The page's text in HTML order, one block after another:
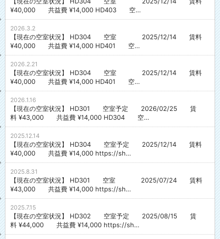
¥40,000 共益費 ¥14,000 HD403 空…
2026.3.2
【現在の空室状況】 HD304 空室 2025/12/14 賃料
¥40,000 共益費 ¥14,000 HD401 空…
2026.2.21
【現在の空室状況】 HD304 空室 2025/12/14 賃料
¥40,000 共益費 ¥14,000 HD401 空…
2026.1.16
【現在の空室状況】 HD301 空室予定 2026/02/25 賃
料 ¥43,000 共益費 ¥14,000 HD304 空…
2025.12.14
【現在の空室状況】 HD304 空室予定 2025/12/14 賃料
¥40,000 共益費 ¥14,000 https://sh…
2025.8.31
【現在の空室状況】 HD301 空室 2025/07/24 賃料
¥43,000 共益費 ¥14,000 https://sh…
2025.7.15
【現在の空室状況】 HD302 空室予定 2025/08/15 賃
料 ¥44,000 共益費 ¥14,000 https://sh…